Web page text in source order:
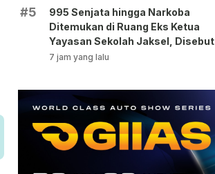
#5
995 Senjata hingga Narkoba
Ditemukan di Ruang Eks Ketua
Yayasan Sekolah Jaksel, Disebut
untuk Ekskul Menembak!
7 jam yang lalu